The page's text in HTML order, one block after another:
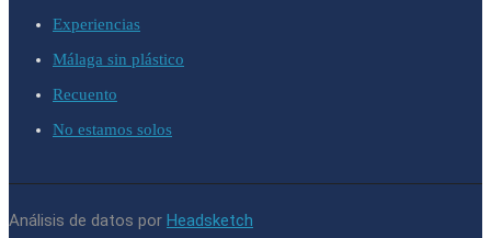
Experiencias
Málaga sin plástico
Recuento
No estamos solos
Análisis de datos por Headsketch